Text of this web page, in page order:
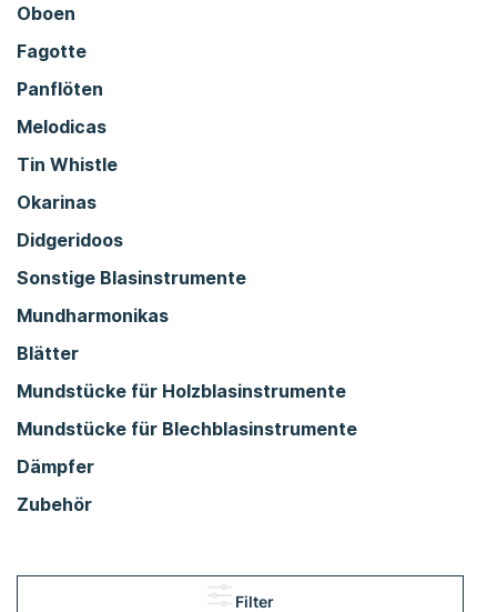
Oboen
Fagotte
Panflöten
Melodicas
Tin Whistle
Okarinas
Didgeridoos
Sonstige Blasinstrumente
Mundharmonikas
Blätter
Mundstücke für Holzblasinstrumente
Mundstücke für Blechblasinstrumente
Dämpfer
Zubehör
Filter